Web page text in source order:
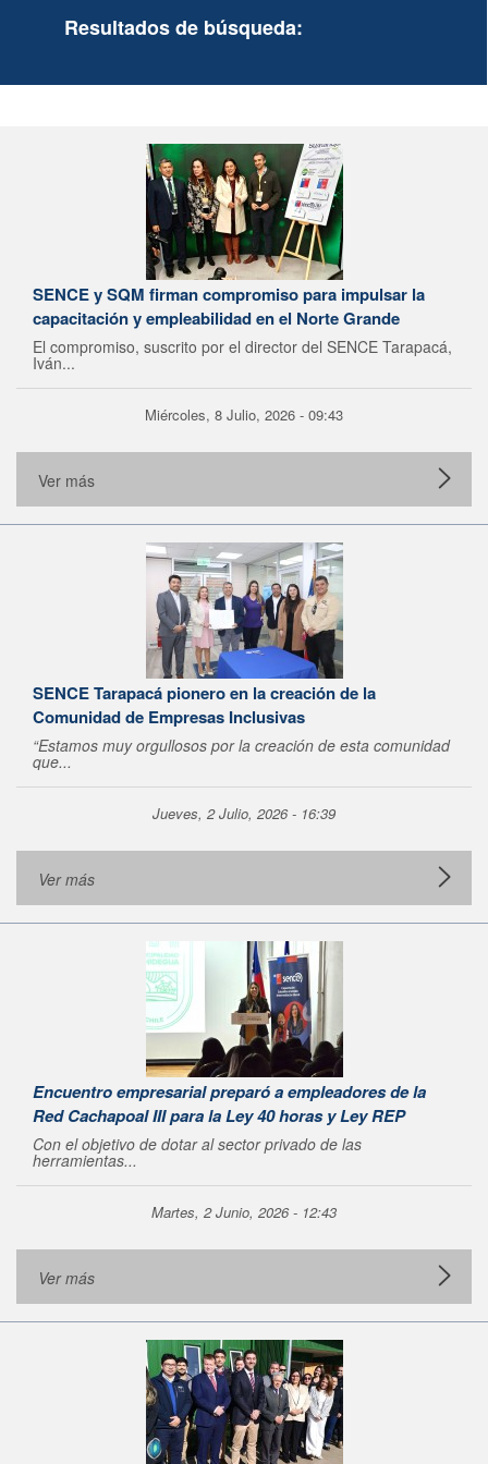
Resultados de búsqueda:
SENCE y SQM firman compromiso para impulsar la
capacitación y empleabilidad en el Norte Grande
El compromiso, suscrito por el director del SENCE Tarapacá,
Iván...
Miércoles, 8 Julio, 2026 - 09:43
Ver más
SENCE Tarapacá pionero en la creación de la
Comunidad de Empresas Inclusivas
“Estamos muy orgullosos por la creación de esta comunidad
que...
Jueves, 2 Julio, 2026 - 16:39
Ver más
Encuentro empresarial preparó a empleadores de la
Red Cachapoal III para la Ley 40 horas y Ley REP
Con el objetivo de dotar al sector privado de las
herramientas...
Martes, 2 Junio, 2026 - 12:43
Ver más